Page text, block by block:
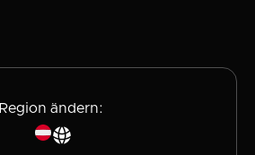
Region ändern: